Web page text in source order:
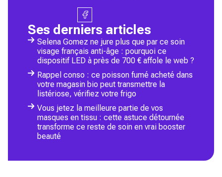
Ses derniers articles
Selena Gomez ne jure plus que par ce soin
visage français anti-âge : pourquoi ce
dispositif LED à près de 700 € affole le web ?
Rappel conso : ce poisson fumé acheté dans
votre magasin bio peut transmettre la
listériose, vérifiez votre frigo
Vous jetez la meilleure partie de vos
masques en tissu : cette astuce détournée
transforme ce reste de soin en vrai booster
beauté